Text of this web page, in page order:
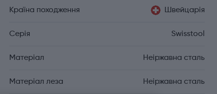
Країна походження Швейцарія
Серія Swisstool
Матеріал Неіржавна сталь
Матеріал леза Неіржавна сталь